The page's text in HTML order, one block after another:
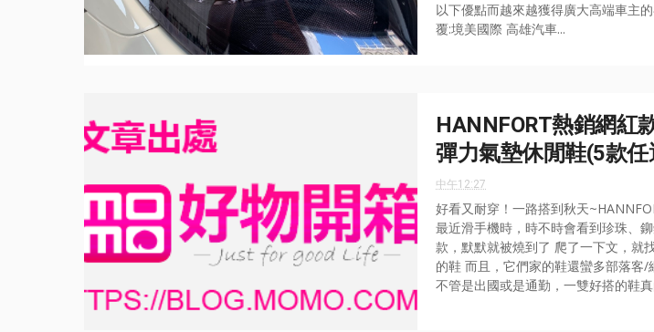
以下優點而越來越獲得廣大高端車主
覆:境美國際 高雄汽車...
HANNFORT熱銷網紅
彈力氣墊休閒鞋(5款任
中午12:27
好看又耐穿！一路搭到秋天
最近滑手機時，時不時會看到珍珠、
款，默默就被燒到了 爬了一下文，就
的鞋 而且，它們家的鞋還蠻多部落客/
不管是出國或是通勤，一雙好搭的鞋